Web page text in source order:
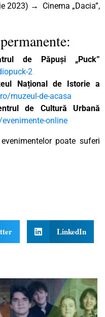
2023) → Cinema „Dacia”,
de Păpuși „Puck”
2
Național de Istorie a
muzeul-de-acasa
de Cultură Urbană
online
poate suferi
LinkedIn